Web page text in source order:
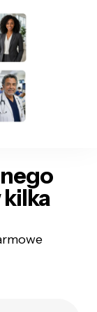
kilka